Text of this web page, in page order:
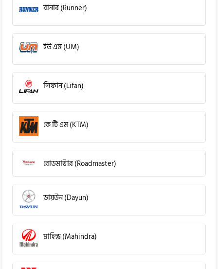
রানার (Runner)
ইউ এম (UM)
লিফান (Lifan)
কে টি এম (KTM)
রোডমাস্টার (Roadmaster)
ডায়উন (Dayun)
মাহিন্দ্র (Mahindra)